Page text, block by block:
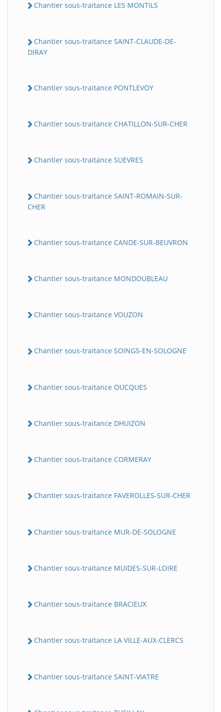
Chantier sous-traitance LES MONTILS
Chantier sous-traitance SAINT-CLAUDE-DE-
DIRAY
Chantier sous-traitance PONTLEVOY
Chantier sous-traitance CHATILLON-SUR-CHER
Chantier sous-traitance SUEVRES
Chantier sous-traitance SAINT-ROMAIN-SUR-
CHER
Chantier sous-traitance CANDE-SUR-BEUVRON
Chantier sous-traitance MONDOUBLEAU
Chantier sous-traitance VOUZON
Chantier sous-traitance SOINGS-EN-SOLOGNE
Chantier sous-traitance OUCQUES
Chantier sous-traitance DHUIZON
Chantier sous-traitance CORMERAY
Chantier sous-traitance FAVEROLLES-SUR-CHER
Chantier sous-traitance MUR-DE-SOLOGNE
Chantier sous-traitance MUIDES-SUR-LOIRE
Chantier sous-traitance BRACIEUX
Chantier sous-traitance LA VILLE-AUX-CLERCS
Chantier sous-traitance SAINT-VIATRE